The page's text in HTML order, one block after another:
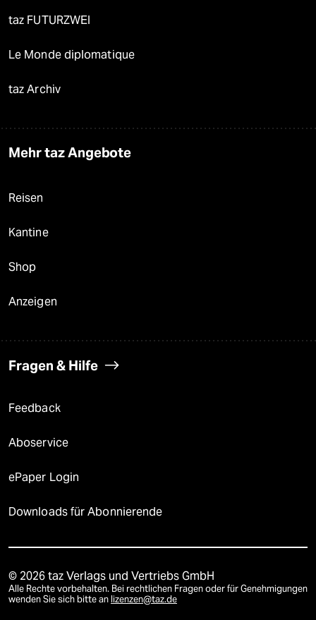
taz FUTURZWEI
Le Monde diplomatique
taz Archiv
Mehr taz Angebote
Reisen
Kantine
Shop
Anzeigen
Fragen & Hilfe
Feedback
Aboservice
ePaper Login
Downloads für Abonnierende
© 2026 taz Verlags und Vertriebs GmbH
Alle Rechte vorbehalten. Bei rechtlichen Fragen oder für Genehmigungen
wenden Sie sich bitte an lizenzen@taz.de